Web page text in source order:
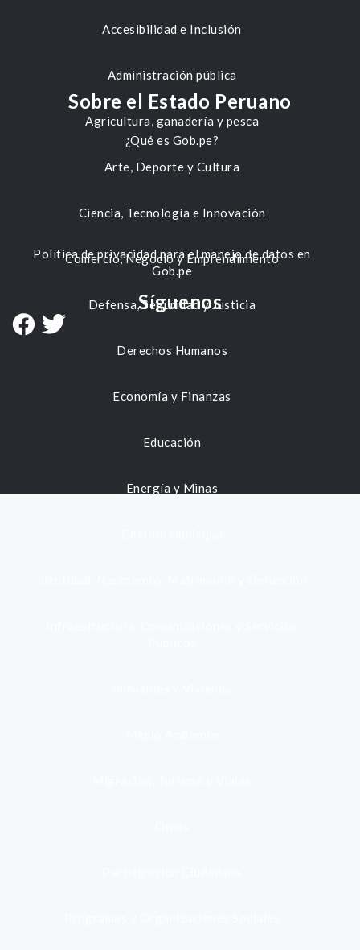
Accesibilidad e Inclusión
Administración pública
Agricultura, ganadería y pesca
Arte, Deporte y Cultura
Ciencia, Tecnología e Innovación
Comercio, Negocio y Emprendimiento
Defensa, Seguridad y Justicia
Derechos Humanos
Economía y Finanzas
Educación
Energía y Minas
Sobre el Estado Peruano
¿Qué es Gob.pe?
Política de privacidad para el manejo de datos en
Gob.pe
Síguenos